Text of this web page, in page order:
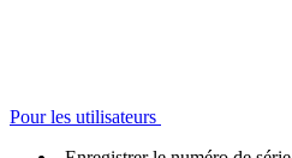
Pour les utilisateurs